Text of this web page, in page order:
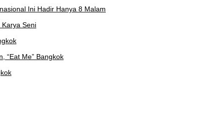
Ini Hadir Hanya 8 Malam
Karya Seni
“Eat Me” Bangkok